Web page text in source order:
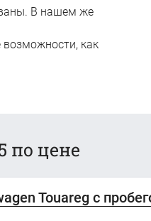
В нашем же
возможности, как
по цене
Touareg с